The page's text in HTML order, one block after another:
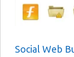
Social Web